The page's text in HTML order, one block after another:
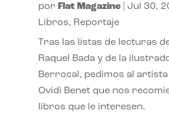
por Flat Magazine| Jul 30,
Libros, Reportaje
Tras las listas de lecturas
Raquel Bada y de la
Berrocal, pedimos al
Ovidi Benet que nos
libros que le interesen.